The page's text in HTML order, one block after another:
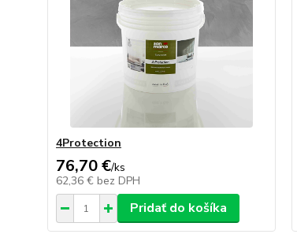
4Protection
76,70 €/ks
62,36 € bez DPH
Pridať do košíka